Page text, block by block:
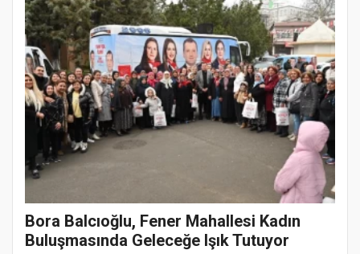
Bora Balcıoğlu, Fener Mahallesi Kadın
Buluşmasında Geleceğe Işık Tutuyor